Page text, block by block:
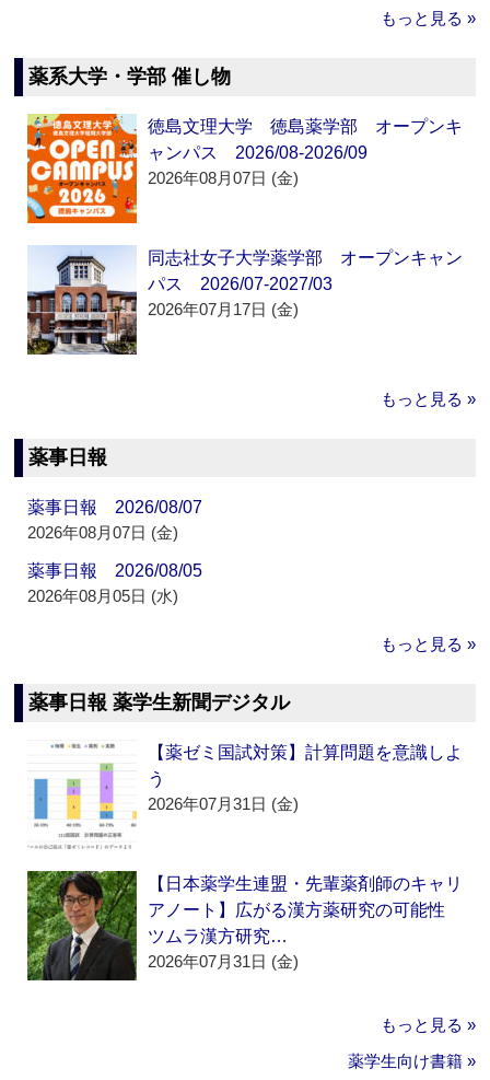
もっと見る »
薬系大学・学部 催し物
徳島文理大学 徳島薬学部 オープンキ
ャンパス 2026/08-2026/09
2026年08月07日 (金)
同志社女子大学薬学部 オープンキャン
パス 2026/07-2027/03
2026年07月17日 (金)
もっと見る »
薬事日報
薬事日報 2026/08/07
2026年08月07日 (金)
薬事日報 2026/08/05
2026年08月05日 (水)
もっと見る »
薬事日報 薬学生新聞デジタル
【薬ゼミ国試対策】計算問題を意識しよ
う
2026年07月31日 (金)
【日本薬学生連盟・先輩薬剤師のキャリ
アノート】広がる漢方薬研究の可能性
ツムラ漢方研究…
2026年07月31日 (金)
もっと見る »
薬学生向け書籍 »